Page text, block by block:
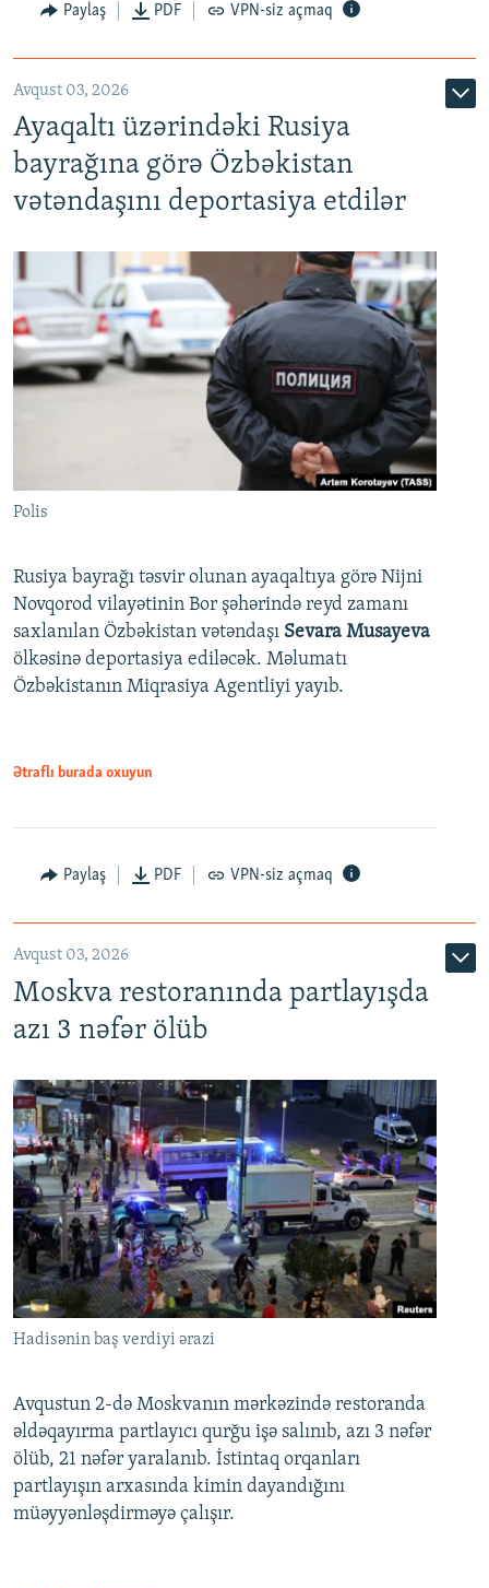
Paylaş PDF VPN-siz açmaq
Avqust 03, 2026
Ayaqaltı üzərindəki Rusiya
bayrağına görə Özbəkistan
vətəndaşını deportasiya etdilər
Polis
Rusiya bayrağı təsvir olunan ayaqaltıya görə Nijni
Novqorod vilayətinin Bor şəhərində reyd zamanı
saxlanılan Özbəkistan vətəndaşı Sevara Musayeva
ölkəsinə deportasiya ediləcək. Məlumatı
Özbəkistanın Miqrasiya Agentliyi yayıb.
Ətraflı burada oxuyun
Paylaş PDF VPN-siz açmaq
Avqust 03, 2026
Moskva restoranında partlayışda
azı 3 nəfər ölüb
Hadisənin baş verdiyi ərazi
Avqustun 2-də Moskvanın mərkəzində restoranda
əldəqayırma partlayıcı qurğu işə salınıb, azı 3 nəfər
ölüb, 21 nəfər yaralanıb. İstintaq orqanları
partlayışın arxasında kimin dayandığını
müəyyənləşdirməyə çalışır.